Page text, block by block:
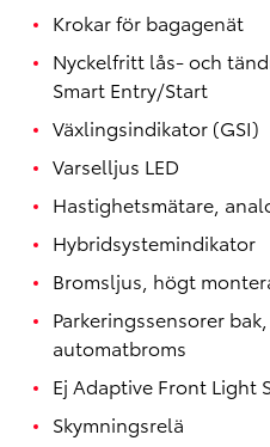
Krokar för bagagenät
Nyckelfritt lås- och
Smart Entry/Start
Växlingsindikator (GSI)
Varselljus LED
Hastighetsmätare,
Hybridsystemindikator
Bromsljus, högt
Parkeringssensorer
automatbroms
Ej Adaptive Front Light
Skymningsrelä